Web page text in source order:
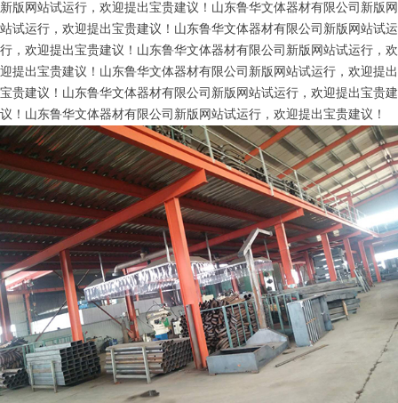
新版网站试运行，欢迎提出宝贵建议！山东鲁华文体器材有限公司新版网
站试运行，欢迎提出宝贵建议！山东鲁华文体器材有限公司新版网站试运
行，欢迎提出宝贵建议！山东鲁华文体器材有限公司新版网站试运行，欢
迎提出宝贵建议！山东鲁华文体器材有限公司新版网站试运行，欢迎提出
宝贵建议！山东鲁华文体器材有限公司新版网站试运行，欢迎提出宝贵建
议！山东鲁华文体器材有限公司新版网站试运行，欢迎提出宝贵建议！